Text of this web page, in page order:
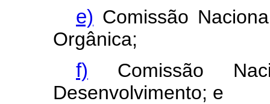
e) Comissão
Orgânica;
f) Comissão
Desenvolvimento; e